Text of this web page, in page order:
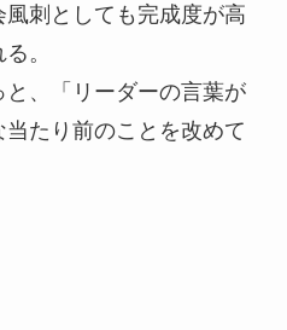
刺としても完成度が高
。
、「リーダーの言葉が
たり前のことを改めて